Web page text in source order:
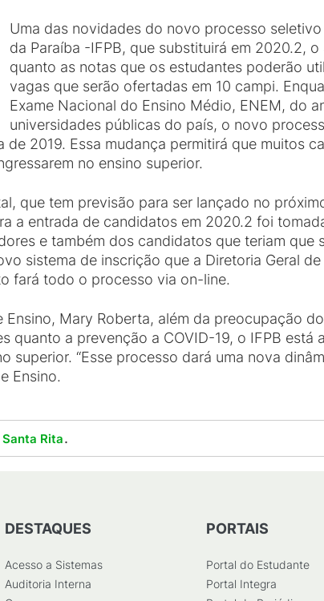
Uma das novidades do novo processo
da Paraíba -IFPB, que substituirá em 2020.2,
quanto as notas que os estudantes poderão
vagas que serão ofertadas em 10 campi.
Exame Nacional do Ensino Médio, ENEM, do
universidades públicas do país, o novo
de 2019. Essa mudança permitirá que muitos
no ensino superior.
que tem previsão para ser lançado no
a entrada de candidatos em 2020.2 foi
e também dos candidatos que teriam que
sistema de inscrição que a Diretoria Geral
fará todo o processo via on-line.
Mary Roberta, além da preocupação
quanto a prevenção a COVID-19, o IFPB está
superior. “Esse processo dará uma nova
Ensino.
Rita.
DESTAQUES
Acesso a Sistemas
Auditoria Interna
PORTAIS
Portal do Estudante
Portal Integra